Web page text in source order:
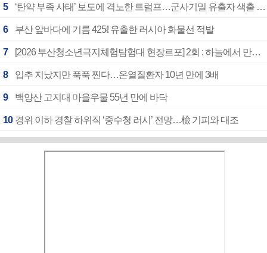
5 ‘탄약 부족 사태’ 보도에 격노한 트럼프…군사기밀 유출자 색출 지시
6 부산 앞바다에 기름 425ℓ 유출한 러시아 화물선 적발
7 [2026 부산청소년극지체험탐험대 현장르포] 2회 : 하늘에서 만난 얼음의 나라
8 입추 지났지만 푹푹 찐다…온열질환자 10년 만에 3배
9 백양산 고지대 마을우물 55년 만에 바닥
10 경위 이하 경찰 하위직 ‘중수청 러시’ 전망…檢 기피와 대조